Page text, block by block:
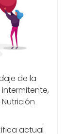
de la
actual